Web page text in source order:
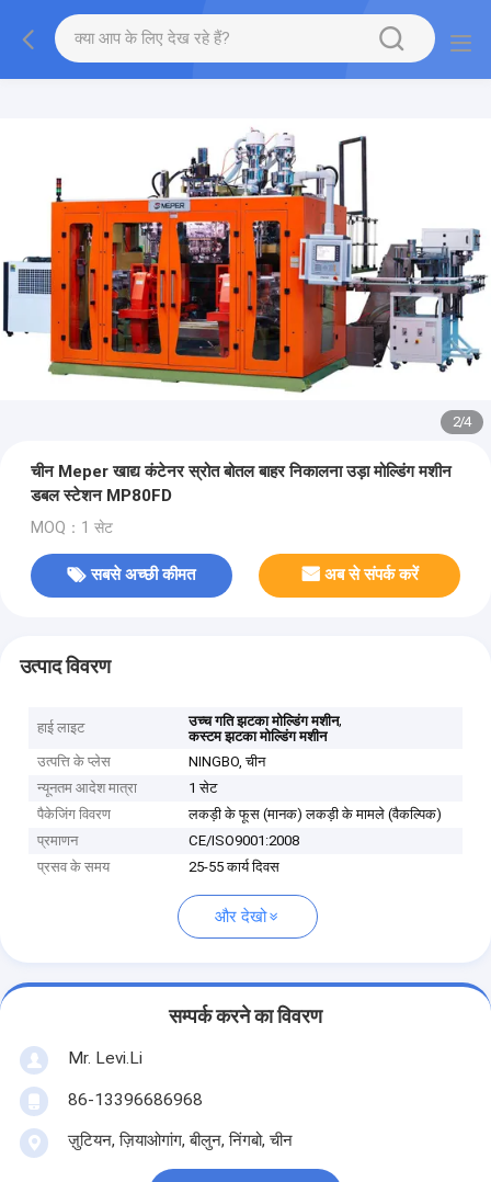
2/4
चीन Meper खाद्य कंटेनर स्रोत बोतल बाहर निकालना उड़ा मोल्डिंग मशीन
डबल स्टेशन MP80FD
MOQ：1 सेट
सबसे अच्छी कीमत अब से संपर्क करें
उत्पाद विवरण
हाई लाइट उच्च गति झटका मोल्डिंग मशीन,
कस्टम झटका मोल्डिंग मशीन
उत्पत्ति के प्लेस
NINGBO, चीन
न्यूनतम आदेश मात्रा
1 सेट
पैकेजिंग विवरण
लकड़ी के फूस (मानक) लकड़ी के मामले (वैकल्पिक)
प्रमाणन
CE/ISO9001:2008
प्रसव के समय
25-55 कार्य दिवस
और देखो
सम्पर्क करने का विवरण
Mr. Levi.Li
86-13396686968
ज़ुटियन, ज़ियाओगांग, बीलुन, निंगबो, चीन